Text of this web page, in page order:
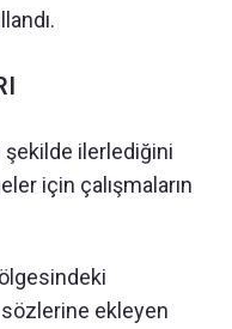
ilerlediğini
için çalışmaların
sözlerine ekleyen